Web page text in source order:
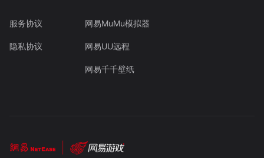
服务协议
隐私协议
网易MuMu模拟器
网易UU远程
网易千千壁纸